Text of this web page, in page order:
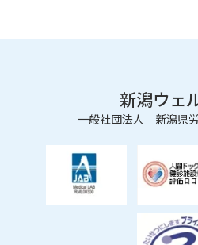
新潟ウェ
一般社団法人 新潟県